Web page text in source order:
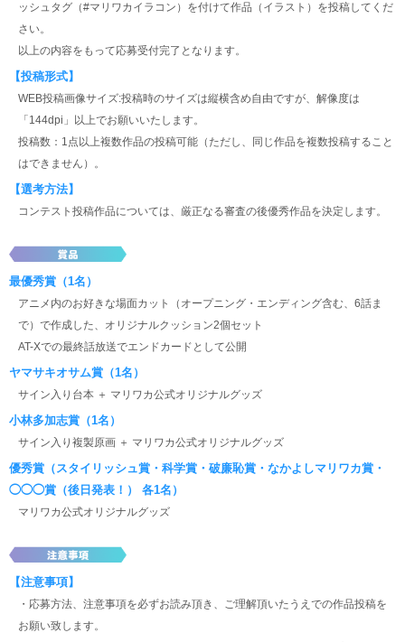
ッシュタグ（#マリワカイラコン）を付けて作品（イラスト）を投稿してくだ
さい。
以上の内容をもって応募受付完了となります。
【投稿形式】
WEB投稿画像サイズ:投稿時のサイズは縦横含め自由ですが、解像度は
「144dpi」以上でお願いいたします。
投稿数：1点以上複数作品の投稿可能（ただし、同じ作品を複数投稿すること
はできません）。
【選考方法】
コンテスト投稿作品については、厳正なる審査の後優秀作品を決定します。
最優秀賞（1名）
アニメ内のお好きな場面カット（オープニング・エンディング含む、6話ま
で）で作成した、オリジナルクッション2個セット
AT-Xでの最終話放送でエンドカードとして公開
ヤマサキオサム賞（1名）
サイン入り台本 ＋ マリワカ公式オリジナルグッズ
小林多加志賞（1名）
サイン入り複製原画 ＋ マリワカ公式オリジナルグッズ
優秀賞（スタイリッシュ賞・科学賞・破廉恥賞・なかよしマリワカ賞・
◯◯◯賞（後日発表！） 各1名）
マリワカ公式オリジナルグッズ
【注意事項】
・応募方法、注意事項を必ずお読み頂き、ご理解頂いたうえでの作品投稿を
お願い致します。